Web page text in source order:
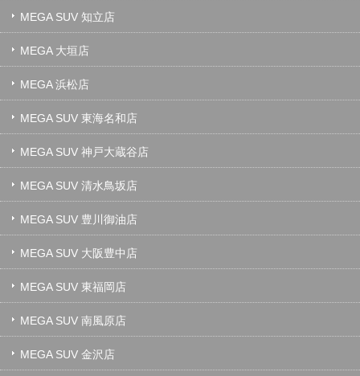
MEGA SUV 知立店
MEGA 大垣店
MEGA 浜松店
MEGA SUV 東海名和店
MEGA SUV 神戸大蔵谷店
MEGA SUV 清水鳥坂店
MEGA SUV 豊川御油店
MEGA SUV 大阪豊中店
MEGA SUV 東福岡店
MEGA SUV 南風原店
MEGA SUV 金沢店